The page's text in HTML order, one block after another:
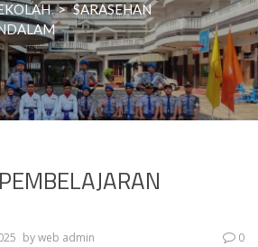
> SARASEHAN
byweb admin 0